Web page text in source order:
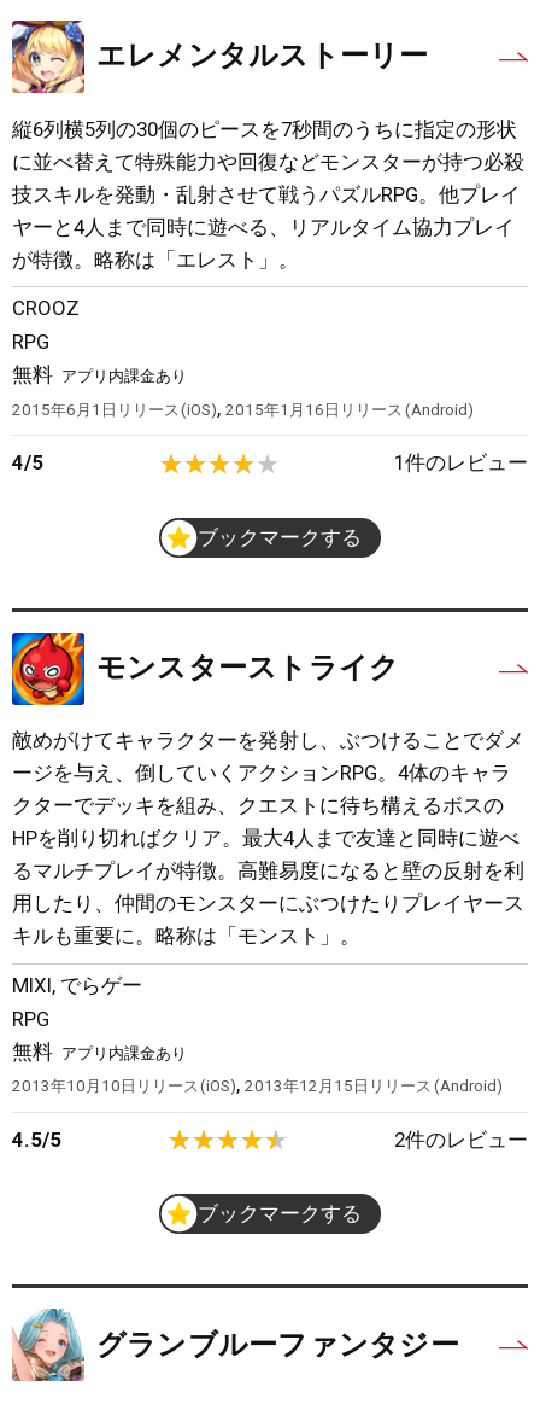
エレメンタルストーリー
縦6列横5列の30個のピースを7秒間のうちに指定の形状
に並べ替えて特殊能力や回復などモンスターが持つ必殺
技スキルを発動・乱射させて戦うパズルRPG。他プレイ
ヤーと4人まで同時に遊べる、リアルタイム協力プレイ
が特徴。略称は「エレスト」。
CROOZ
RPG
無料 アプリ内課金あり
2015年6月1日 リリース iOS ,2015年1月16日 リリース Android
4/5 1件のレビュー
ブックマークする
モンスターストライク
敵めがけてキャラクターを発射し、ぶつけることでダメ
ージを与え、倒していくアクションRPG。4体のキャラ
クターでデッキを組み、クエストに待ち構えるボスの
HPを削り切ればクリア。最大4人まで友達と同時に遊べ
るマルチプレイが特徴。高難易度になると壁の反射を利
用したり、仲間のモンスターにぶつけたりプレイヤース
キルも重要に。略称は「モンスト」。
MIXI, でらゲー
RPG
無料 アプリ内課金あり
2013年10月10日 リリース iOS ,2013年12月15日 リリース Android
4.5/5 2件のレビュー
ブックマークする
グランブルーファンタジー